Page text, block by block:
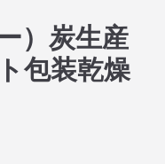
）炭生産
包装乾燥